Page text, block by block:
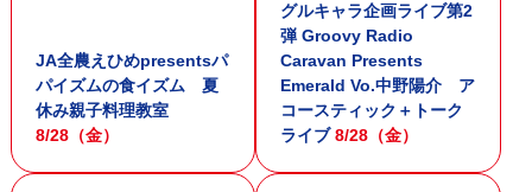
JA全農えひめpresentsパ
パイズムの食イズム 夏
休み親子料理教室
8/28（金）
グルキャラ企画ライブ第2
弾 Groovy Radio
Caravan Presents
Emerald Vo.中野陽介 ア
コースティック＋トーク
ライブ8/28（金）